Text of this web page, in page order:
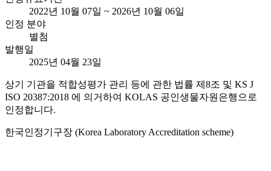
2022년 10월 07일 ~ 2026년 10월 06일
인정 분야
별첨
발행일
2025년 04월 23일
상기 기관을 적합성평가 관리 등에 관한 법률 제8조 및 KS J
ISO 20387:2018 에 의거하여 KOLAS 공인생물자원은행으로
인정합니다.
한국인정기구장 (Korea Laboratory Accreditation scheme)